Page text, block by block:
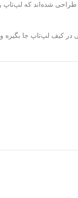
شده‌اند که لپ‌تاپ
کیف لپ‌تاپ جا بگیره و